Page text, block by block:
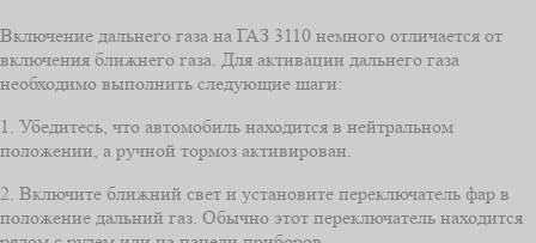
Включение дальнего газа на ГАЗ 3110 немного отличается от
включения ближнего газа. Для активации дальнего газа
необходимо выполнить следующие шаги:
1. Убедитесь, что автомобиль находится в нейтральном
положении, а ручной тормоз активирован.
2. Включите ближний свет и установите переключатель фар в
положение дальний газ. Обычно этот переключатель находится